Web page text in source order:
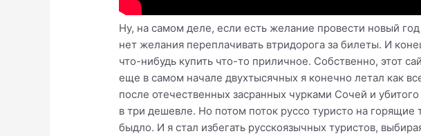
Ну, на самом деле, если есть желание провести новый
нет желания переплачивать втридорога за билеты. И
что-нибудь купить что-то приличное. Собственно, этот
еще в самом начале двухтысячных я конечно летал как
после отечественных засранных чурками Сочей и
в три дешевле. Но потом поток руссо туристо на
быдло. И я стал избегать русскоязычных туристов,